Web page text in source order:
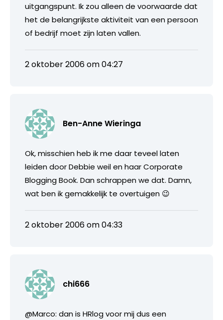
uitgangspunt. Ik zou alleen de voorwaarde dat
het de belangrijkste aktiviteit van een persoon
of bedrijf moet zijn laten vallen.
2 oktober 2006 om 04:27
Ben-Anne Wieringa
Ok, misschien heb ik me daar teveel laten
leiden door Debbie weil en haar Corporate
Blogging Book. Dan schrappen we dat. Damn,
wat ben ik gemakkelijk te overtuigen 😉
2 oktober 2006 om 04:33
chi666
@Marco: dan is HRlog voor mij dus een